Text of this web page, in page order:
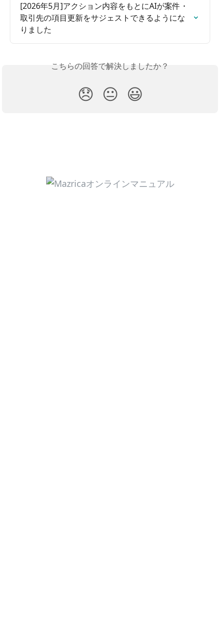
[2026年5月]アクション内容をもとにAIが案件・
取引先の項目更新をサジェストできるようにな
りました
こちらの回答で解決しましたか？
😞 😐 😃